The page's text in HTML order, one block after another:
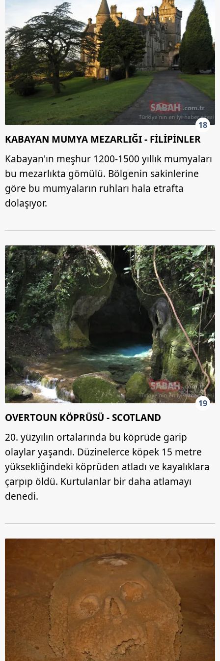
18
KABAYAN MUMYA MEZARLIĞI - FİLİPİNLER
Kabayan'ın meşhur 1200-1500 yıllık mumyaları
bu mezarlıkta gömülü. Bölgenin sakinlerine
göre bu mumyaların ruhları hala etrafta
dolaşıyor.
19
OVERTOUN KÖPRÜSÜ - SCOTLAND
20. yüzyılın ortalarında bu köprüde garip
olaylar yaşandı. Düzinelerce köpek 15 metre
yüksekliğindeki köprüden atladı ve kayalıklara
çarpıp öldü. Kurtulanlar bir daha atlamayı
denedi.